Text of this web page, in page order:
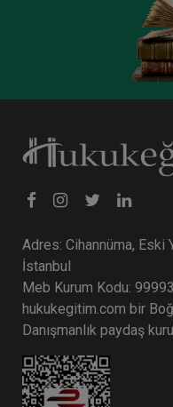
Adres: Cihannüma, Eski
İstanbul
Meb Kurum Kodu:
hukukegitim.com bir
Danışmanlık paydaş